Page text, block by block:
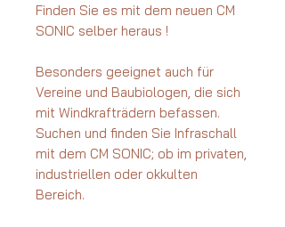
Finden Sie es mit dem neuen CM
SONIC selber heraus !
Besonders geeignet auch für
Vereine und Baubiologen, die sich
mit Windkrafträdern befassen.
Suchen und finden Sie Infraschall
mit dem CM SONIC; ob im privaten,
industriellen oder okkulten
Bereich.